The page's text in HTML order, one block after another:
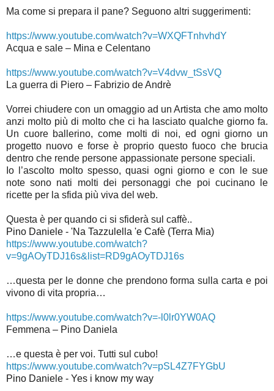
Ma come si prepara il pane? Seguono altri suggerimenti:
https://www.youtube.com/watch?v=WXQFTnhvhdY
Acqua e sale – Mina e Celentano
https://www.youtube.com/watch?v=V4dvw_tSsVQ
La guerra di Piero – Fabrizio de Andrè
Vorrei chiudere con un omaggio ad un Artista che amo molto
anzi molto più di molto che ci ha lasciato qualche giorno fa.
Un cuore ballerino, come molti di noi, ed ogni giorno un
progetto nuovo e forse è proprio questo fuoco che brucia
dentro che rende persone appassionate persone speciali.
Io l’ascolto molto spesso, quasi ogni giorno e con le sue
note sono nati molti dei personaggi che poi cucinano le
ricette per la sfida più viva del web.
Questa è per quando ci si sfiderà sul caffè..
Pino Daniele - 'Na Tazzulella 'e Cafè (Terra Mia)
https://www.youtube.com/watch?
v=9gAOyTDJ16s&list=RD9gAOyTDJ16s
…questa per le donne che prendono forma sulla carta e poi
vivono di vita propria…
https://www.youtube.com/watch?v=-l0lr0YW0AQ
Femmena – Pino Daniela
…e questa è per voi. Tutti sul cubo!
https://www.youtube.com/watch?v=pSL4Z7FYGbU
Pino Daniele - Yes i know my way